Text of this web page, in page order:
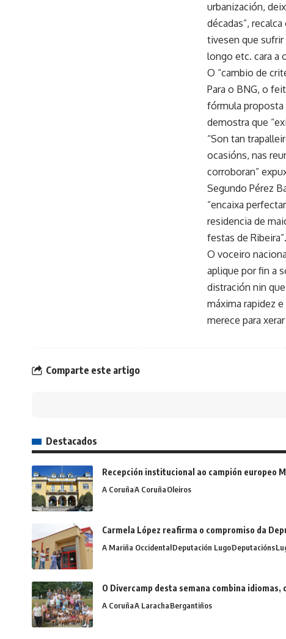
urbanización,
décadas”,
tivesen que sufrir
longo etc. cara a
O “cambio de
Para o BNG, o
fórmula
demostra que
“Son tan
ocasións, nas
corroboran”
Segundo Pérez
“encaixa
residencia de
festas de Ribeira”.
O voceiro
aplique por fin a
distración nin
máxima rapidez
merece para
Comparte este artigo
Destacados
Recepción institucional ao campión europeo
A CoruñaA CoruñaOleiros
Carmela López reafirma o compromiso da
A Mariña OccidentalDeputación LugoDeputacións
O Divercamp desta semana combina
A CoruñaA LarachaBergantiños